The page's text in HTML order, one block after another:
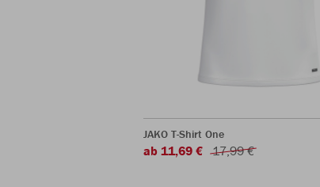
JAKO T-Shirt One
ab 11,69 € 17,99 €